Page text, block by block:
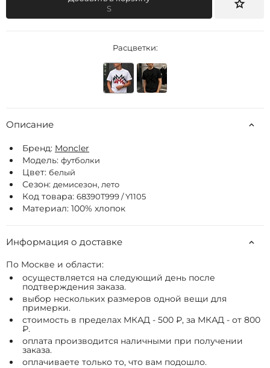
S
Расцветки:
Описание
Бренд: Moncler
Модель: футболки
Цвет: белый
Сезон: демисезон, лето
Код товара: 68390T999 / Y1105
Материал: 100% хлопок
Информация о доставке
По Москве и области:
осуществляется на следующий день после
подтверждения заказа.
выбор нескольких размеров одной вещи для
примерки.
стоимость в пределах МКАД - 500 ₽, за МКАД - от 800
₽.
оплата производится наличными при получении
заказа.
оплачиваете только то, что вам подошло.